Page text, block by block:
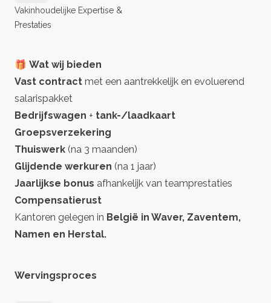
Vakinhoudelijke Expertise &
Prestaties
🎁 Wat wij bieden
Vast contract met een aantrekkelijk en evoluerend
salarispakket
Bedrijfswagen + tank-/laadkaart
Groepsverzekering
Thuiswerk (na 3 maanden)
Glijdende werkuren (na 1 jaar)
Jaarlijkse bonus afhankelijk van teamprestaties
Compensatierust
Kantoren gelegen in België in Waver, Zaventem,
Namen en Herstal.
Wervingsproces